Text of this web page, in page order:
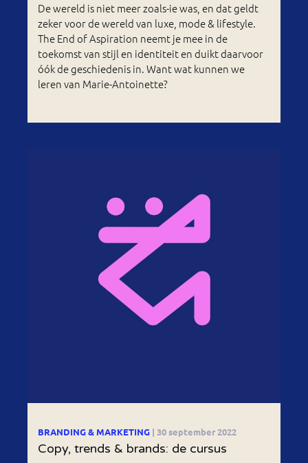
De wereld is niet meer zoals-ie was, en dat geldt
zeker voor de wereld van luxe, mode & lifestyle.
The End of Aspiration neemt je mee in de
toekomst van stijl en identiteit en duikt daarvoor
óók de geschiedenis in. Want wat kunnen we
leren van Marie-Antoinette?
BRANDING & MARKETING | 30 september 2022
Copy, trends & brands: de cursus